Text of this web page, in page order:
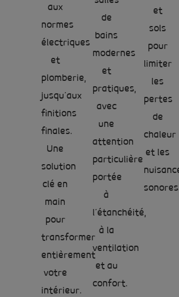
aux
normes
électriques
et
plomberie,
jusqu’aux
finitions
finales.
Une
solution
clé en
main
pour
transformer
entièrement
votre
intérieur.
de
bains
modernes
et
pratiques,
avec
une
attention
particulière
portée
à
l’étanchéité,
à la
ventilation
et au
confort.
et
sols
pour
limiter
les
pertes
de
chaleur
et les